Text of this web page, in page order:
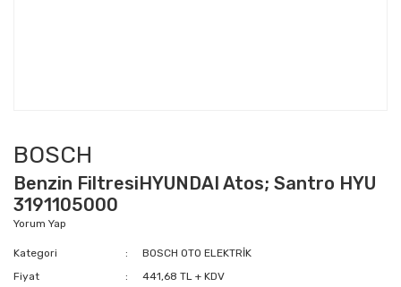
BOSCH
Benzin FiltresiHYUNDAI Atos; Santro HYU
3191105000
Yorum Yap
Kategori
BOSCH OTO ELEKTRİK
Fiyat
441,68 TL + KDV